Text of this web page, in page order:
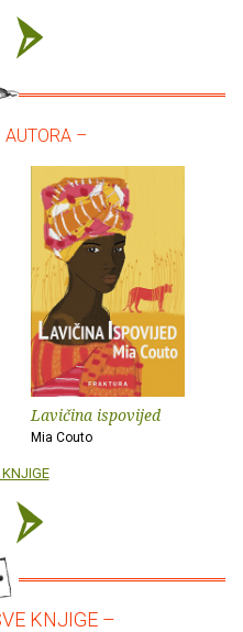
AUTORA –
Lavičina ispovijed
Mia Couto
KNJIGE –